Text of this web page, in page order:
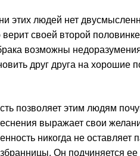
этих людей нет
верит своей второй
возможны
друг друга на хорошие
позволяет этим людям
выражает свои
никогда не
Он подчиняется